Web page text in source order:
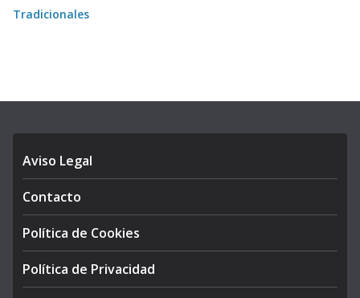
Tradicionales
Aviso Legal
Contacto
Política de Cookies
Política de Privacidad